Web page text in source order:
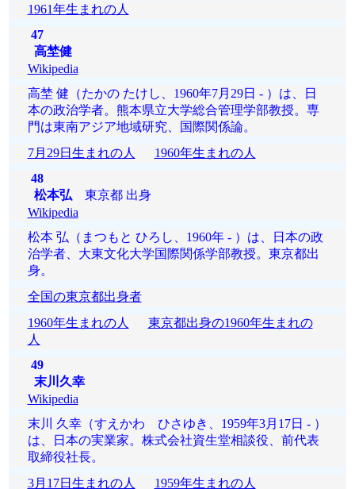
1961年生まれの人
47
高埜健
Wikipedia
高埜 健（たかの たけし、1960年7月29日 - ）は、日
本の政治学者。熊本県立大学総合管理学部教授。専
門は東南アジア地域研究、国際関係論。
7月29日生まれの人
1960年生まれの人
48
松本弘東京都 出身
Wikipedia
松本 弘（まつもと ひろし、1960年 - ）は、日本の政
治学者、大東文化大学国際関係学部教授。東京都出
身。
全国の東京都出身者
1960年生まれの人
東京都出身の1960年生まれの
人
49
末川久幸
Wikipedia
末川 久幸（すえかわ ひさゆき、1959年3月17日 - ）
は、日本の実業家。株式会社資生堂相談役、前代表
取締役社長。
3月17日生まれの人
1959年生まれの人